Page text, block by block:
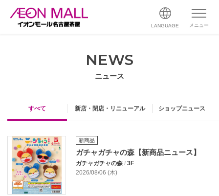
LANGUAGE メニュー
NEWS
ニュース
すべて 新店・閉店・リニューアル ショップニュース
新商品
ガチャガチャの森【新商品ニュース】
ガチャガチャの森 / 3F
2026/08/06 (木)